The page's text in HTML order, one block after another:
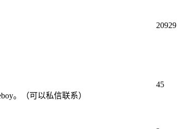
20929
。（可以私信联系）
45